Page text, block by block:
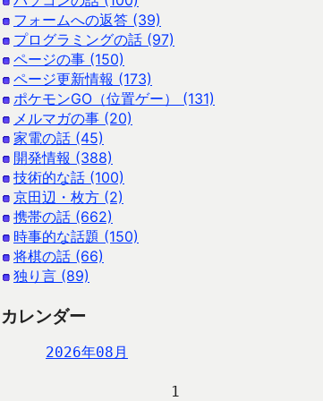
フォームへの返答 (39)
プログラミングの話 (97)
ページの事 (150)
ページ更新情報 (173)
ポケモンGO（位置ゲー） (131)
メルマガの事 (20)
家電の話 (45)
開発情報 (388)
技術的な話 (100)
京田辺・枚方 (2)
携帯の話 (662)
時事的な話題 (150)
将棋の話 (66)
独り言 (89)
カレンダー
2026年08月
                   1